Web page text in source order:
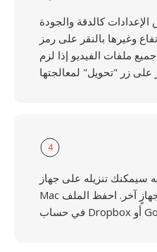
كالدقة والجودة
وغيرها بالنقر على رمز
ملفات الفيديو إذا لزم
4
سيمكنك تنزيله على جهاز
Mac أو الحاسوب الشخصي أو جهازٍ آخر. احفظ الملف